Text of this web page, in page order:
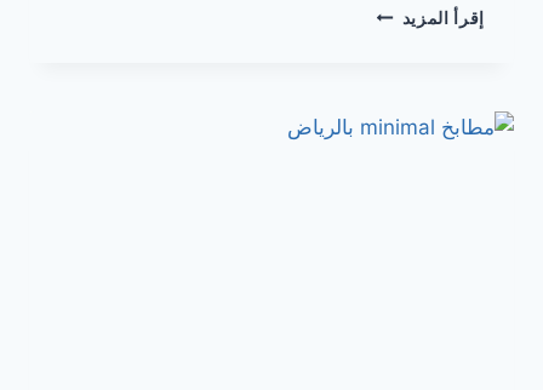
إقرأ المزيد مطابخ